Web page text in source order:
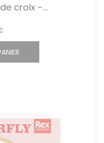
croix -...